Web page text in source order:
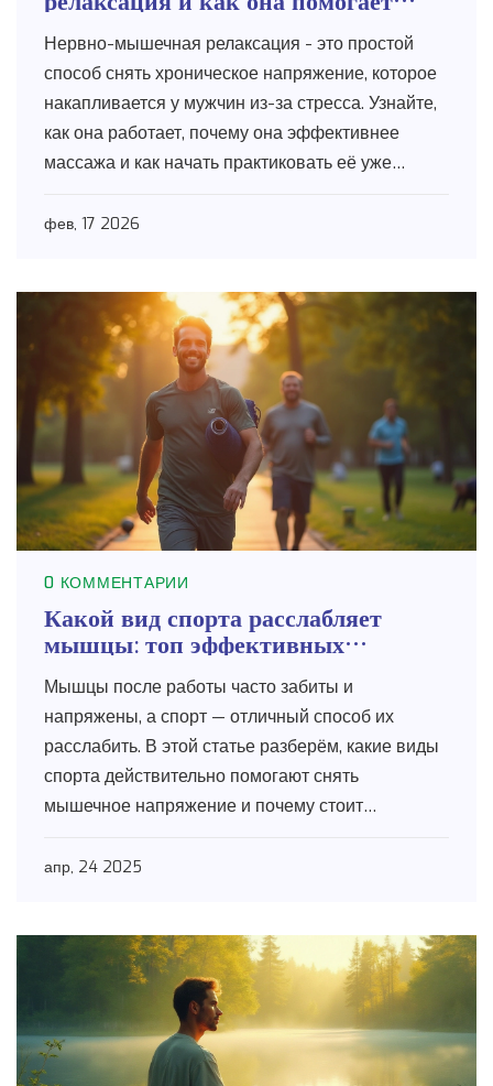
Нервно-мышечная релаксация - это простой
способ снять хроническое напряжение, которое
накапливается у мужчин из-за стресса. Узнайте,
как она работает, почему она эффективнее
массажа и как начать практиковать её уже
фев, 17 2026
0 КОММЕНТАРИИ
Какой вид спорта расслабляет
мышцы: топ эффективных
Мышцы после работы часто забиты и
напряжены, а спорт — отличный способ их
расслабить. В этой статье разберём, какие виды
спорта действительно помогают снять
мышечное напряжение и почему стоит
правильно подобрать нагрузку, чтобы не
восстановления. Каждая рекомендация — с
практической пользой для мужчин, которым
нужен настоящий отдых. Находите свой способ
расслабиться и не перегружать тело.
апр, 24 2025